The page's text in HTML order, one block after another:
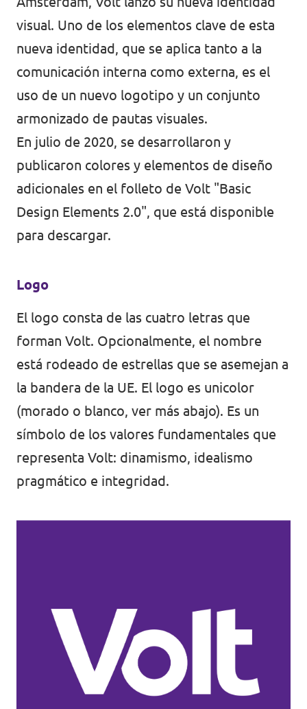
visual. Uno de los elementos clave de esta
nueva identidad, que se aplica tanto a la
comunicación interna como externa, es el
uso de un nuevo logotipo y un conjunto
armonizado de pautas visuales.
En julio de 2020, se desarrollaron y
publicaron colores y elementos de diseño
adicionales en el folleto de Volt "Basic
Design Elements 2.0", que está disponible
para descargar.
Logo
El logo consta de las cuatro letras que
forman Volt. Opcionalmente, el nombre
está rodeado de estrellas que se asemejan a
la bandera de la UE. El logo es unicolor
(morado o blanco, ver más abajo). Es un
símbolo de los valores fundamentales que
representa Volt: dinamismo, idealismo
pragmático e integridad.